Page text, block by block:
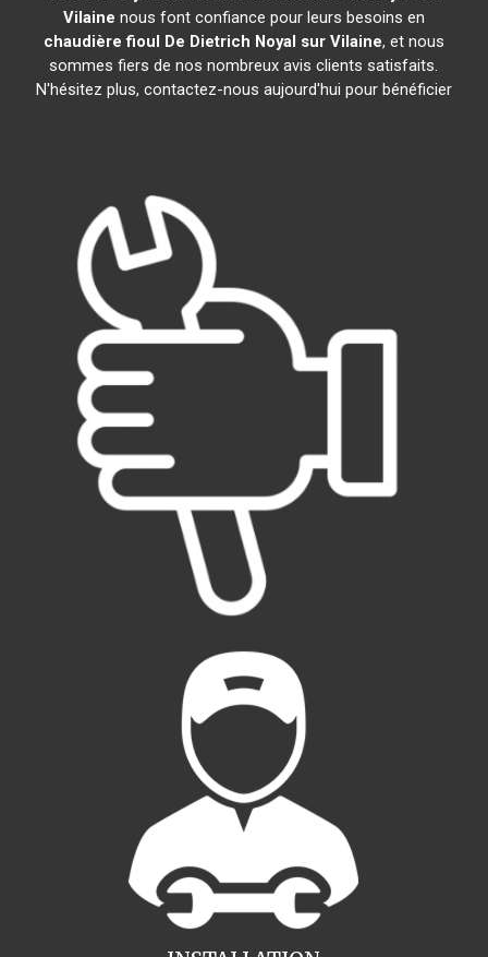
Vilaine nous font confiance pour leurs besoins en
chaudière fioul De Dietrich Noyal sur Vilaine, et nous
sommes fiers de nos nombreux avis clients satisfaits.
N'hésitez plus, contactez-nous aujourd'hui pour bénéficier